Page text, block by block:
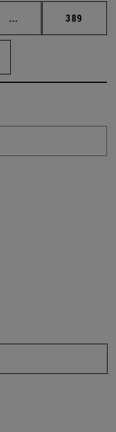
... Páginas intermedias
Página
389